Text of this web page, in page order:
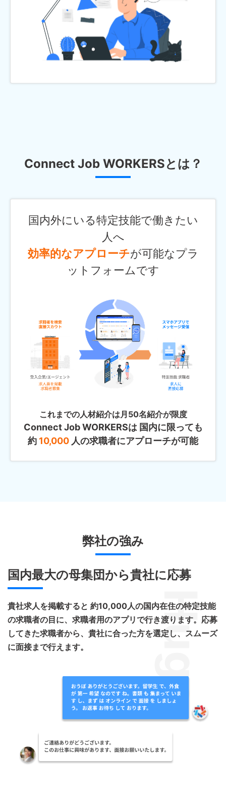
Connect Job WORKERSとは？
国内外にいる特定技能で働きたい
人へ
効率的なアプローチが可能なプラ
ットフォームです
これまでの人材紹介は月50名紹介が限度
Connect Job WORKERSは 国内に限っても
約 10,000 人の求職者にアプローチが可能
弊社の強み
国内最大の母集団から貴社に応募
貴社求人を掲載すると 約10,000人の国内在住の特定技能
の求職者の目に、求職者用のアプリで行き渡ります。応募
してきた求職者から、貴社に合った方を選定し、スムーズ
に面接まで行えます。
Huge